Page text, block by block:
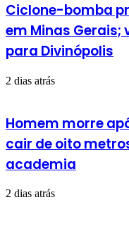
Ciclone-bomba
em Minas
para Divinópolis
2 dias atrás
Homem morre
cair de oito
academia
2 dias atrás